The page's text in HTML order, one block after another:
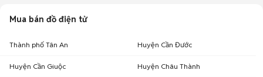
Mua bán đồ điện tử
Thành phố Tân An Huyện Cần Đước
Huyện Cần Giuộc Huyện Châu Thành